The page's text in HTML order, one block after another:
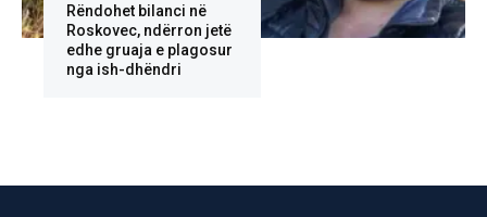
Rëndohet bilanci në
Roskovec, ndërron jetë
edhe gruaja e plagosur
nga ish-dhëndri